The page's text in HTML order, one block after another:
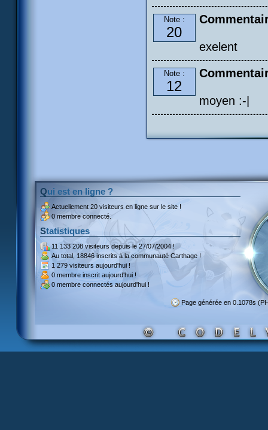
Note :
20
exelent
Note :
12
moyen :-|
Qui est en ligne ?
Actuellement 20 visiteurs en ligne sur le site !
0 membre connecté.
Statistiques
11 133 208 visiteursdepuis le 27/07/2004 !
Au total, 18846 inscritsà la communauté Carthage !
1 279 visiteurs aujourd'hui !
0 membre inscrit aujourd'hui !
0 membre connectés aujourd'hui !
Page générée en 0.1078s